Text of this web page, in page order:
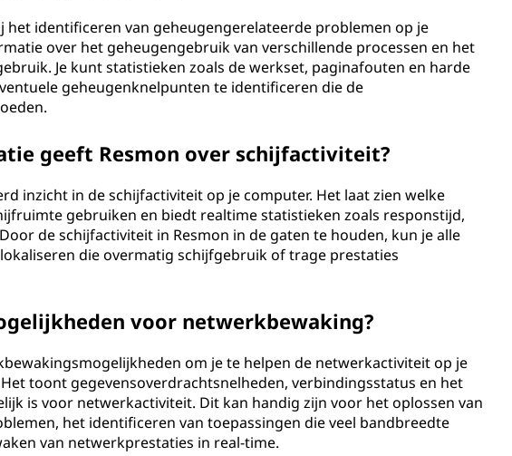
het identificeren van geheugengerelateerde problemen op je
over het geheugengebruik van verschillende processen en het
Je kunt statistieken zoals de werkset, paginafouten en harde
geheugenknelpunten te identificeren die de
geeft Resmon over schijfactiviteit?
inzicht in de schijfactiviteit op je computer. Het laat zien welke
gebruiken en biedt realtime statistieken zoals responstijd,
de schijfactiviteit in Resmon in de gaten te houden, kun je alle
die overmatig schijfgebruik of trage prestaties
voor netwerkbewaking?
om je te helpen de netwerkactiviteit op je
toont gegevensoverdrachtsnelheden, verbindingsstatus en het
is voor netwerkactiviteit. Dit kan handig zijn voor het oplossen van
het identificeren van toepassingen die veel bandbreedte
van netwerkprestaties in real-time.